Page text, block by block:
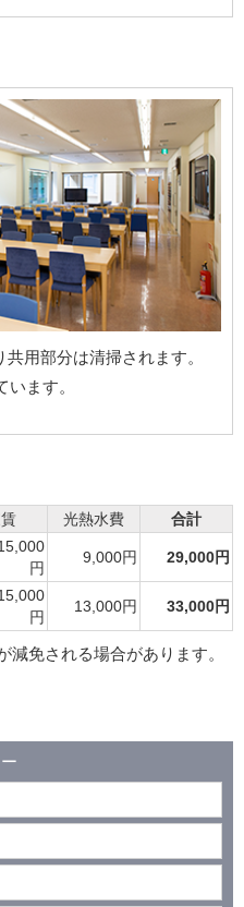
用部分は清掃されます。
ます。
光熱水費 合計
円
9,000円 29,000円
円
13,000円 33,000円
免される場合があります。